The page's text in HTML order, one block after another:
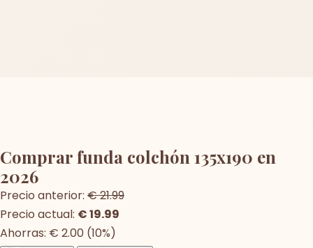
Comprar funda colchón 135x190 en
2026
Precio anterior: € 21.99
Precio actual: € 19.99
Ahorras: € 2.00 (10%)